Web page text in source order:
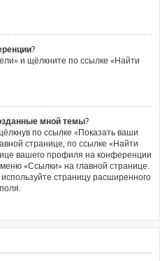
и щёлкните по ссылке «Найти
мной темы?
по ссылке «Показать ваши
странице, по ссылке «Найти
вашего профиля на конференции
«Ссылки» на главной странице.
страницу расширенного